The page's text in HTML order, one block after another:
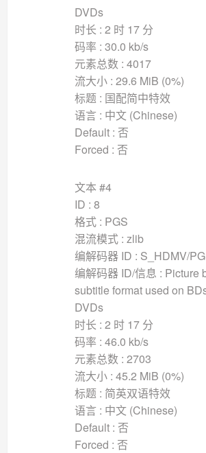
DVDs
时长 : 2 时 17 分
码率 : 30.0 kb/s
元素总数 : 4017
流大小 : 29.6 MiB (0%)
标题 : 国配简中特效
语言 : 中文 (Chinese)
Default : 否
Forced : 否
文本 #4
ID : 8
格式 : PGS
混流模式 : zlib
编解码器 ID : S_HDMV/
编解码器 ID/信息 : Picture
subtitle format used on
DVDs
时长 : 2 时 17 分
码率 : 46.0 kb/s
元素总数 : 2703
流大小 : 45.2 MiB (0%)
标题 : 简英双语特效
语言 : 中文 (Chinese)
Default : 否
Forced : 否